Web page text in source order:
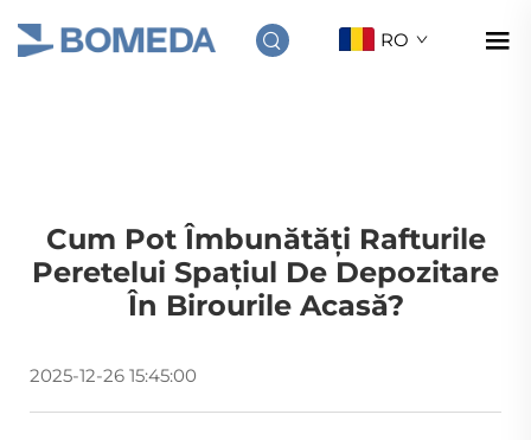
RO
Cum Pot Îmbunătăți Rafturile
Peretelui Spațiul De Depozitare
În Birourile Acasă?
2025-12-26 15:45:00